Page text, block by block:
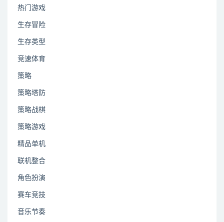
热门游戏
生存冒险
生存类型
竞速体育
策略
策略塔防
策略战棋
策略游戏
精品单机
联机整合
角色扮演
赛车竞技
音乐节奏